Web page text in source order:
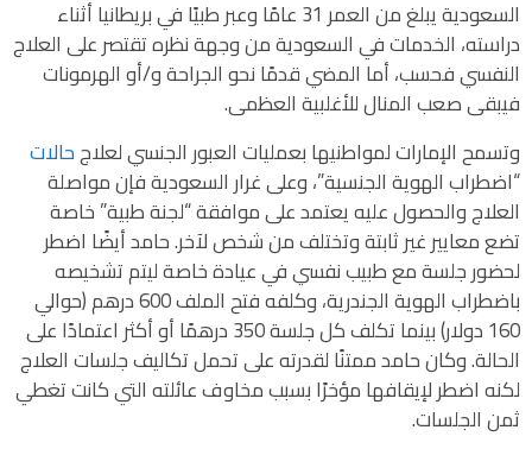
السعودية يبلغ من العمر 31 عامًا وعبر طبيًا في بريطانيا أثناء
دراسته، الخدمات في السعودية من وجهة نظره تقتصر على العلاج
النفسي فحسب، أما المضي قدمًا نحو الجراحة و/أو الهرمونات
فيبقى صعب المنال للأغلبية العظمى.
وتسمح الإمارات لمواطنيها بعمليات العبور الجنسي لعلاجحالات
“اضطراب الهوية الجنسية”، وعلى غرار السعودية فإن مواصلة
العلاج والحصول عليه يعتمد على موافقة “لجنة طبية” خاصة
تضع معايير غير ثابتة وتختلف من شخص لآخر. حامد أيضًا اضطر
لحضور جلسة مع طبيب نفسي في عيادة خاصة ليتم تشخيصه
باضطراب الهوية الجندرية، وكلفه فتح الملف 600 درهم (حوالي
160 دولار) بينما تكلف كل جلسة 350 درهمًا أو أكثر اعتمادًا على
الحالة. وكان حامد ممتنًا لقدرته على تحمل تكاليف جلسات العلاج
لكنه اضطر لإيقافها مؤخرًا بسبب مخاوف عائلته التي كانت تغطي
ثمن الجلسات.